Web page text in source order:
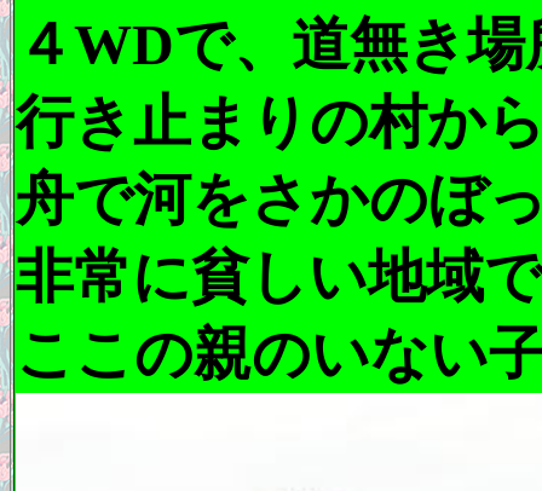
４WDで、道無き場
行き止まりの村か
舟で河をさかのぼ
非常に貧しい地域
ここの親のいない